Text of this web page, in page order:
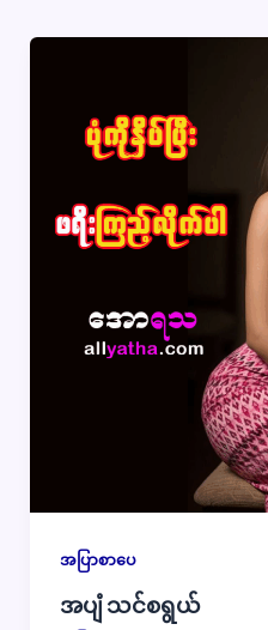
အပြာစာပေ
အပျံ သင်စရွယ်